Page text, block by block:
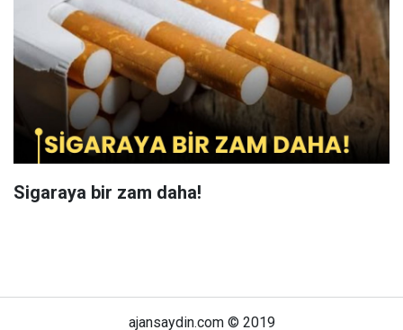
Sigaraya bir zam daha!
ajansaydin.com © 2019